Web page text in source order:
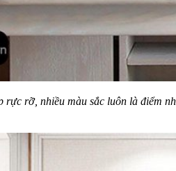
rực rỡ, nhiều màu sắc luôn là điểm